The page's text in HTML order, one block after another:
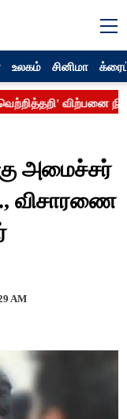
உலகம் சினிமா
அமைச்சர்
விசாரணை
AM